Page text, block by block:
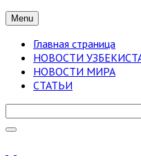
Menu
Главная страница
НОВОСТИ
НОВОСТИ МИРА
СТАТЬИ